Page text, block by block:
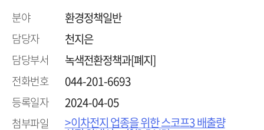
분야 환경정책일반
담당자 천지은
담당부서 녹색전환정책과[폐지]
전화번호 044-201-6693
등록일자 2024-04-05
첨부파일 >이차전지 업종을 위한 스코프3 배출량